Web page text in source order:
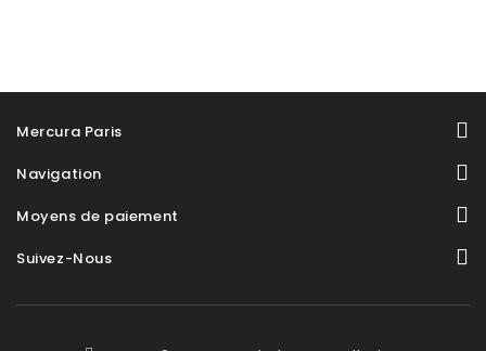
Mercura Paris
Navigation
Moyens de paiement
Suivez-Nous